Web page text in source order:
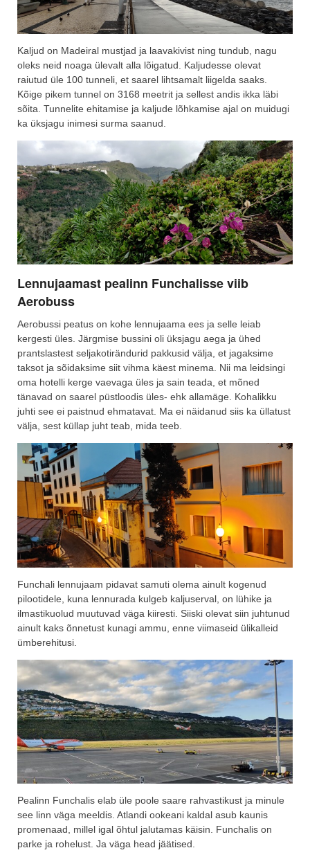
Kaljud on Madeiral mustjad ja laavakivist ning tundub, nagu
oleks neid noaga ülevalt alla lõigatud. Kaljudesse olevat
raiutud üle 100 tunneli, et saarel lihtsamalt liigelda saaks.
Kõige pikem tunnel on 3168 meetrit ja sellest andis ikka läbi
sõita. Tunnelite ehitamise ja kaljude lõhkamise ajal on muidugi
ka üksjagu inimesi surma saanud.
Lennujaamast pealinn Funchalisse viib
Aerobuss
Aerobussi peatus on kohe lennujaama ees ja selle leiab
kergesti üles. Järgmise bussini oli üksjagu aega ja ühed
prantslastest seljakotirändurid pakkusid välja, et jagaksime
taksot ja sõidaksime siit vihma käest minema. Nii ma leidsingi
oma hotelli kerge vaevaga üles ja sain teada, et mõned
tänavad on saarel püstloodis üles- ehk allamäge. Kohalikku
juhti see ei paistnud ehmatavat. Ma ei näidanud siis ka üllatust
välja, sest küllap juht teab, mida teeb.
Funchali lennujaam pidavat samuti olema ainult kogenud
pilootidele, kuna lennurada kulgeb kaljuserval, on lühike ja
ilmastikuolud muutuvad väga kiiresti. Siiski olevat siin juhtunud
ainult kaks õnnetust kunagi ammu, enne viimaseid ülikalleid
ümberehitusi.
Pealinn Funchalis elab üle poole saare rahvastikust ja minule
see linn väga meeldis. Atlandi ookeani kaldal asub kaunis
promenaad, millel igal õhtul jalutamas käisin. Funchalis on
parke ja rohelust. Ja väga head jäätised.